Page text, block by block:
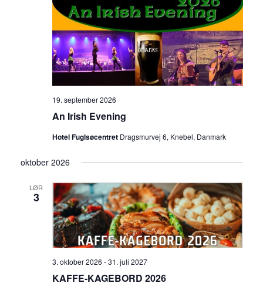
19. september 2026
An Irish Evening
Hotel Fuglsøcentret Dragsmurvej 6, Knebel, Danmark
oktober 2026
LØR
3
3. oktober 2026 -31. juli 2027
KAFFE-KAGEBORD 2026